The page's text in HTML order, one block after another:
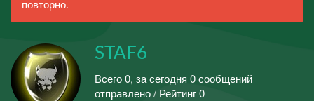
повторно.
STAF6
Всего 0, за сегодня 0 сообщений
отправлено / Рейтинг 0